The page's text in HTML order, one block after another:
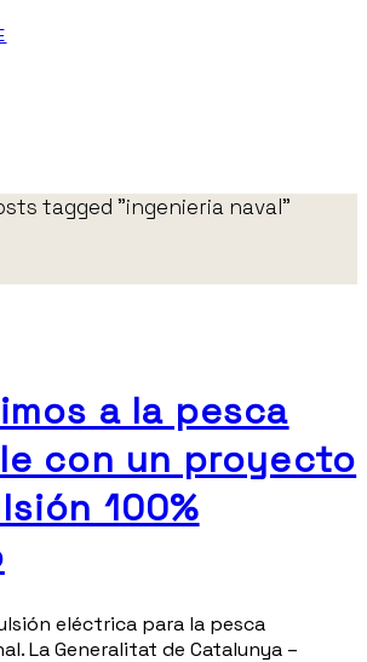
tagged "ingenieria naval"
a la pesca
con un proyecto
100%
eléctrica para la pesca
La Generalitat de Catalunya –